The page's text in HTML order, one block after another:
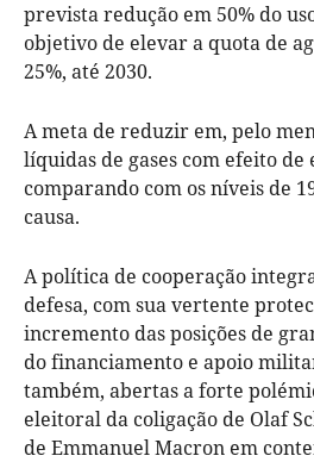
prevista redução em 50% do
objetivo de elevar a quota de
25%, até 2030.
A meta de reduzir em, pelo
líquidas de gases com efeito de
comparando com os níveis de
causa.
A política de cooperação
defesa, com sua vertente
incremento das posições de
do financiamento e apoio
também, abertas a forte
eleitoral da coligação de Olaf
de Emmanuel Macron em